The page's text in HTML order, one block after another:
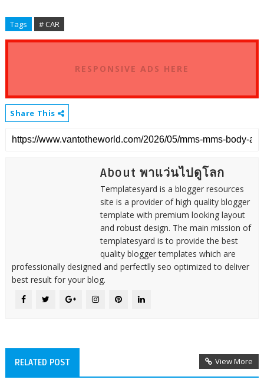
Tags # CAR
RESPONSIVE ADS HERE
Share This
About พาแว่นไปดูโลก
Templatesyard is a blogger resources
site is a provider of high quality blogger
template with premium looking layout
and robust design. The main mission of
templatesyard is to provide the best
quality blogger templates which are
professionally designed and perfectlly seo optimized to deliver
best result for your blog.
RELATED POST View More